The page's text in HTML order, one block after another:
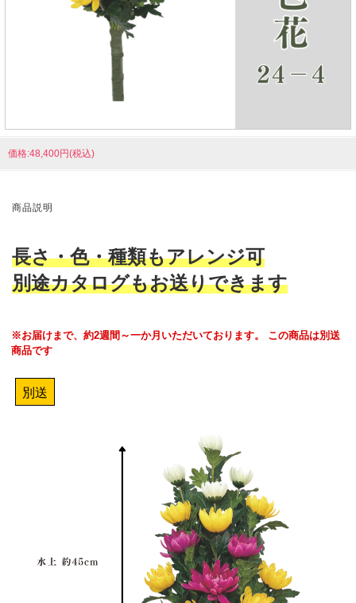
価格:48,400円(税込)
商品説明
長さ・色・種類もアレンジ可
別途カタログもお送りできます
※お届けまで、約2週間～一か月いただいております。 この商品は別送
商品です
別送